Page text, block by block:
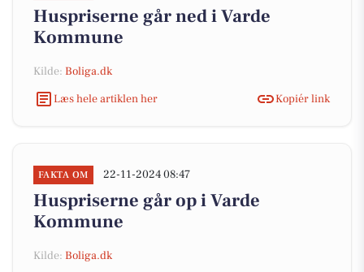
Huspriserne går ned i Varde
Kommune
Kilde: Boliga.dk
Læs hele artiklen her
Kopiér link
FAKTA OM 22-11-2024 08:47
Huspriserne går op i Varde
Kommune
Kilde: Boliga.dk